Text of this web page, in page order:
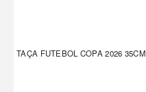
TAÇA FUTEBOL COPA 2026 35CM